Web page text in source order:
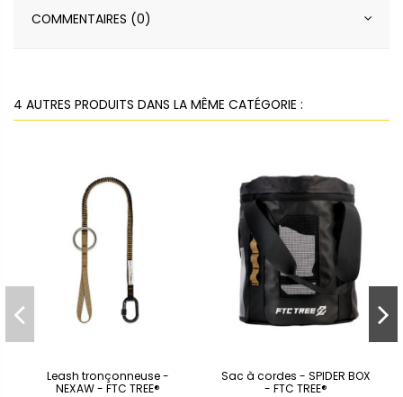
COMMENTAIRES (0)
4 AUTRES PRODUITS DANS LA MÊME CATÉGORIE :
Leash tronçonneuse -
NEXAW - FTC TREE®
Sac à cordes - SPIDER BOX
- FTC TREE®